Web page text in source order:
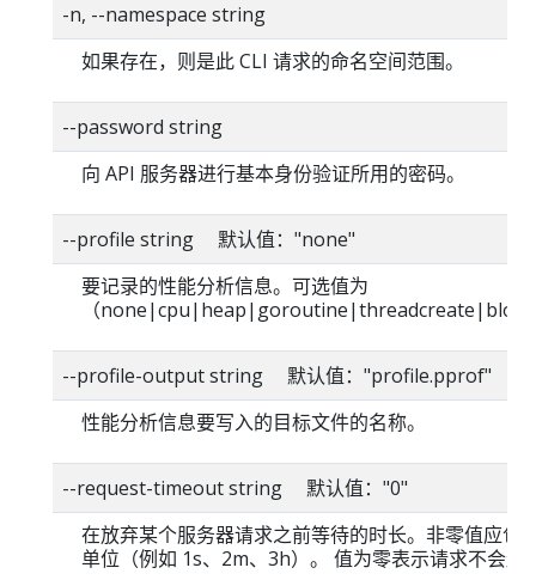
-n, --namespace string
如果存在，则是此 CLI 请求的命名空间范围。
--password string
向 API 服务器进行基本身份验证所用的密码。
--profile string 默认值："none"
要记录的性能分析信息。可选值为
（
--profile-output string 默认值："profile.pprof"
性能分析信息要写入的目标文件的名称。
--request-timeout string 默认值："0"
在放弃某个服务器请求之前等待的时长。非零值应包
单位（例如 1s、2m、3h）。 值为零表示请求不会超